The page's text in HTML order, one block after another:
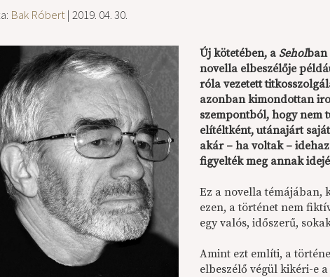
Bak Róbert| 2019. 04. 30.
Új kötetében, a Seholban
novella elbeszélője
róla vezetett
azonban kimondottan
szempontból, hogy nem
elítéltként, utánajárt
akár – ha voltak –
figyelték meg annak
Ez a novella témájában,
ezen, a történet nem
egy valós, időszerű,
Amint ezt említi, a
elbeszélő végül kikéri-e